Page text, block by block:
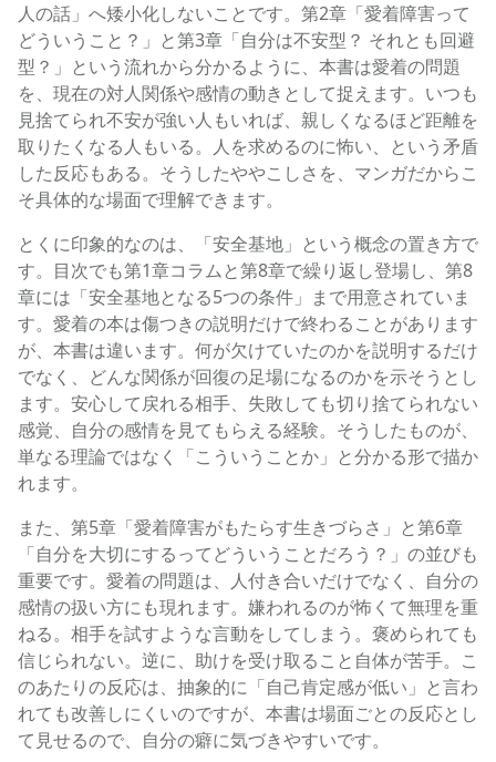
人の話」へ矮小化しないことです。第2章「愛着障害って
どういうこと？」と第3章「自分は不安型？ それとも回避
型？」という流れから分かるように、本書は愛着の問題
を、現在の対人関係や感情の動きとして捉えます。いつも
見捨てられ不安が強い人もいれば、親しくなるほど距離を
取りたくなる人もいる。人を求めるのに怖い、という矛盾
した反応もある。そうしたややこしさを、マンガだからこ
そ具体的な場面で理解できます。
とくに印象的なのは、「安全基地」という概念の置き方で
す。目次でも第1章コラムと第8章で繰り返し登場し、第8
章には「安全基地となる5つの条件」まで用意されていま
す。愛着の本は傷つきの説明だけで終わることがあります
が、本書は違います。何が欠けていたのかを説明するだけ
でなく、どんな関係が回復の足場になるのかを示そうとし
ます。安心して戻れる相手、失敗しても切り捨てられない
感覚、自分の感情を見てもらえる経験。そうしたものが、
単なる理論ではなく「こういうことか」と分かる形で描か
れます。
また、第5章「愛着障害がもたらす生きづらさ」と第6章
「自分を大切にするってどういうことだろう？」の並びも
重要です。愛着の問題は、人付き合いだけでなく、自分の
感情の扱い方にも現れます。嫌われるのが怖くて無理を重
ねる。相手を試すような言動をしてしまう。褒められても
信じられない。逆に、助けを受け取ること自体が苦手。こ
のあたりの反応は、抽象的に「自己肯定感が低い」と言わ
れても改善しにくいのですが、本書は場面ごとの反応とし
て見せるので、自分の癖に気づきやすいです。